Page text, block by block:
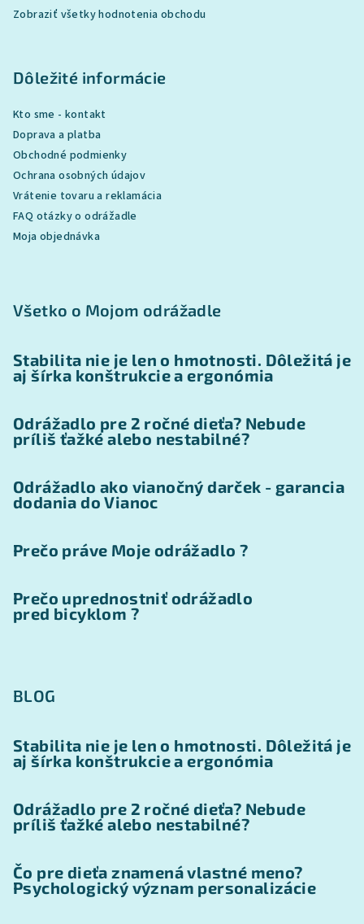
Zobraziť všetky hodnotenia obchodu
Dôležité informácie
Kto sme - kontakt
Doprava a platba
Obchodné podmienky
Ochrana osobných údajov
Vrátenie tovaru a reklamácia
FAQ otázky o odrážadle
Moja objednávka
Všetko o Mojom odrážadle
Stabilita nie je len o hmotnosti. Dôležitá je
aj šírka konštrukcie a ergonómia
Odrážadlo pre 2 ročné dieťa? Nebude
príliš ťažké alebo nestabilné?
Odrážadlo ako vianočný darček - garancia
dodania do Vianoc
Prečo práve Moje odrážadlo ?
Prečo uprednostniť odrážadlo
pred bicyklom ?
BLOG
Stabilita nie je len o hmotnosti. Dôležitá je
aj šírka konštrukcie a ergonómia
Odrážadlo pre 2 ročné dieťa? Nebude
príliš ťažké alebo nestabilné?
Čo pre dieťa znamená vlastné meno?
Psychologický význam personalizácie